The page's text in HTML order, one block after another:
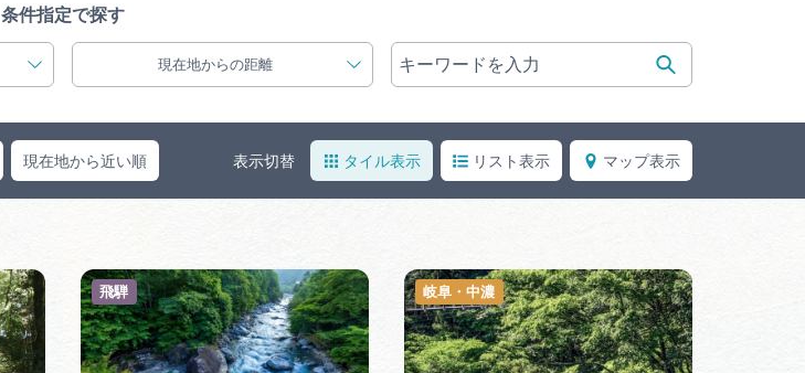
岐阜県観光データベース
旅行会社・観光事業者の皆様へ フォトライブラリー
運営組織 広告掲載 サイトポリシー
条件指定で探す
現在地からの距離
現在地から近い順 表示切替 タイル表示 リスト表示 マップ表示
飛騨 岐阜・中濃